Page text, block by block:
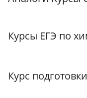
Курсы ЕГЭ по
Курс